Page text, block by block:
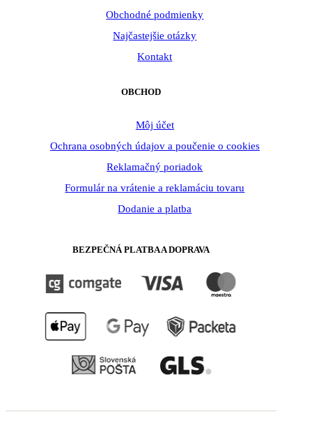
Obchodné podmienky
Najčastejšie otázky
Kontakt
OBCHOD
Môj účet
Ochrana osobných údajov a poučenie o cookies
Reklamačný poriadok
Formulár na vrátenie a reklamáciu tovaru
Dodanie a platba
BEZPEČNÁ PLATBA A DOPRAVA